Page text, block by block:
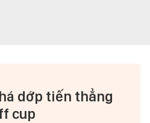
dớp tiến thẳng
cup